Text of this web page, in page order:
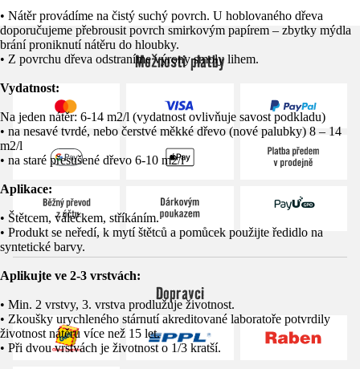
• Nátěr provádíme na čistý suchý povrch. U hoblovaného dřeva
doporučujeme přebrousit povrch smirkovým papírem – zbytky mýdla
brání proniknutí nátěru do hloubky.
• Z povrchu dřeva odstraníme výrony smoly lihem.
Vydatnost:
Na jeden nátěr: 6-14 m2/l (vydatnost ovlivňuje savost podkladu)
• na nesavé tvrdé, nebo čerstvé měkké dřevo (nové palubky) 8 – 14
m2/l
• na staré přesušené dřevo 6-10 m2/l
Aplikace:
• Štětcem, válečkem, stříkáním.
• Produkt se neředí, k mytí štětců a pomůcek použijte ředidlo na
syntetické barvy.
Aplikujte ve 2-3 vrstvách:
• Min. 2 vrstvy, 3. vrstva prodlužuje životnost.
• Zkoušky urychleného stárnutí akreditované laboratoře potvrdily
životnost nátěru více než 15 let.
• Při dvou vrstvách je životnost o 1/3 kratší.
Možnosti platby
Dopravci